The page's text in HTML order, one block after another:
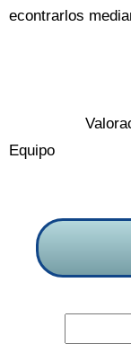
econtrarlos
Equipo